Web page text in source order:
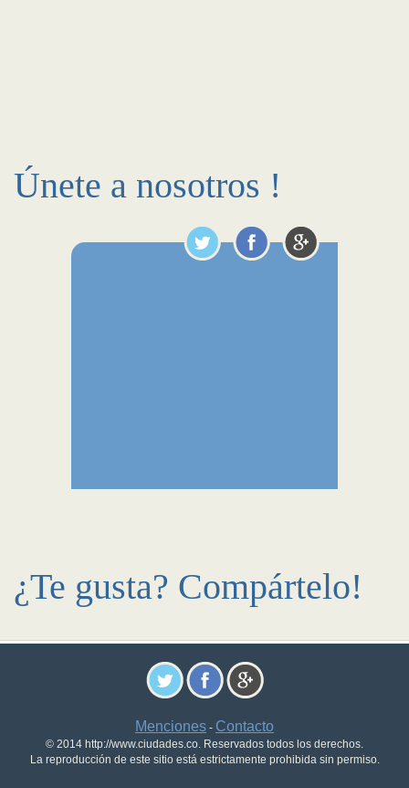
Únete a nosotros !
¿Te gusta? Compártelo!
Menciones - Contacto
© 2014 http://www.ciudades.co. Reservados todos los derechos.
La reproducción de este sitio está estrictamente prohibida sin permiso.